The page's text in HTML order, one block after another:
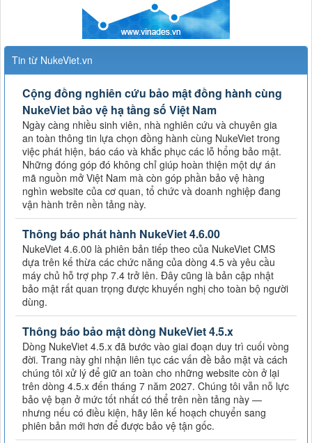
Tin từ NukeViet.vn
Cộng đồng nghiên cứu bảo mật đồng hành cùng
NukeViet bảo vệ hạ tầng số Việt Nam
Ngày càng nhiều sinh viên, nhà nghiên cứu và chuyên gia
an toàn thông tin lựa chọn đồng hành cùng NukeViet trong
việc phát hiện, báo cáo và khắc phục các lỗ hổng bảo mật.
Những đóng góp đó không chỉ giúp hoàn thiện một dự án
mã nguồn mở Việt Nam mà còn góp phần bảo vệ hàng
nghìn website của cơ quan, tổ chức và doanh nghiệp đang
vận hành trên nền tảng này.
Thông báo phát hành NukeViet 4.6.00
NukeViet 4.6.00 là phiên bản tiếp theo của NukeViet CMS
dựa trên kế thừa các chức năng của dòng 4.5 và yêu cầu
máy chủ hỗ trợ php 7.4 trở lên. Đây cũng là bản cập nhật
bảo mật rất quan trọng được khuyến nghị cho toàn bộ người
dùng.
Thông báo bảo mật dòng NukeViet 4.5.x
Dòng NukeViet 4.5.x đã bước vào giai đoạn duy trì cuối vòng
đời. Trang này ghi nhận liên tục các vấn đề bảo mật và cách
chúng tôi xử lý để giữ an toàn cho những website còn ở lại
trên dòng 4.5.x đến tháng 7 năm 2027. Chúng tôi vẫn nỗ lực
bảo vệ bạn ở mức tốt nhất có thể trên nền tảng này —
nhưng nếu có điều kiện, hãy lên kế hoạch chuyển sang
phiên bản mới hơn để được bảo vệ tận gốc.